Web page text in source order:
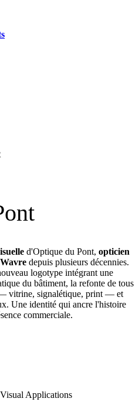
d'Optique du Pont, opticien
Wavre depuis plusieurs décennies.
logotype intégrant une
du bâtiment, la refonte de tous
vitrine, signalétique, print — et
Une identité qui ancre l'histoire
commerciale.
Visual Applications